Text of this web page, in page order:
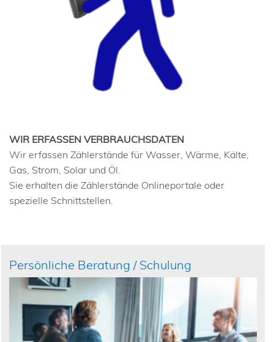
WIR ERFASSEN VERBRAUCHSDATEN
Wir erfassen Zählerstände für Wasser, Wärme, Kälte,
Gas, Strom, Solar und Öl.
Sie erhalten die Zählerstände Onlineportale oder
spezielle Schnittstellen.
Persönliche Beratung / Schulung